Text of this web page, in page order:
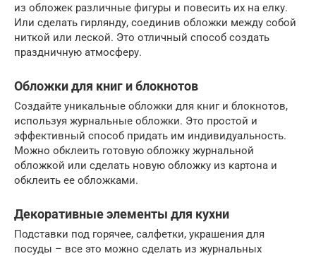
из обложек различные фигуры и повесить их на елку.
Или сделать гирлянду, соединив обложки между собой
ниткой или леской. Это отличный способ создать
праздничную атмосферу.
Обложки для книг и блокнотов
Создайте уникальные обложки для книг и блокнотов,
используя журнальные обложки. Это простой и
эффективный способ придать им индивидуальность.
Можно обклеить готовую обложку журнальной
обложкой или сделать новую обложку из картона и
обклеить ее обложками.
Декоративные элементы для кухни
Подставки под горячее, салфетки, украшения для
посуды – все это можно сделать из журнальных